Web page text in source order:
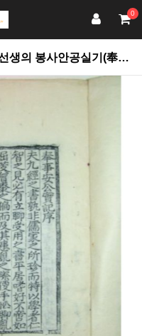
0
기(奉事安公實紀)1책완질 > 고서적